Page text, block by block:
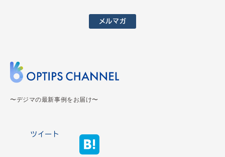
メルマガ
〜デジマの最新事例をお届け〜
ツイート